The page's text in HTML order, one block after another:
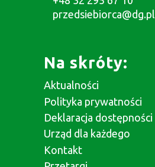
przedsiebiorca@dg.pl
Na skróty:
Aktualności
Polityka prywatności
Deklaracja dostępności
Urząd dla każdego
Kontakt